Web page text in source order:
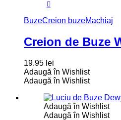
BuzeCreion buzeMachiaj
Creion de Buze
19.95 lei
Adaugă în Wishlist
Adaugă în Wishlist
Adaugă în Wishlist
Adaugă în Wishlist